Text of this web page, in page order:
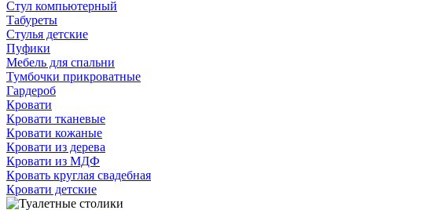
Стул компьютерный
Табуреты
Стулья детские
Пуфики
Мебель для спальни
Тумбочки прикроватные
Гардероб
Кровати
Кровати тканевые
Кровати кожаные
Кровати из дерева
Кровати из МДФ
Кровать круглая свадебная
Кровати детские